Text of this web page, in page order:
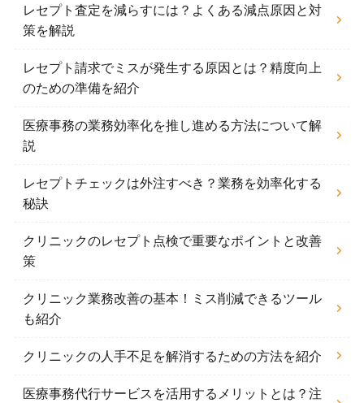
レセプト査定を減らすには？よくある減点原因と対
策を解説
レセプト請求でミスが発生する原因とは？精度向上
のための準備を紹介
医療事務の業務効率化を推し進める方法について解
説
レセプトチェックは外注すべき？業務を効率化する
秘訣
クリニックのレセプト点検で重要なポイントと改善
策
クリニック業務改善の基本！ミス削減できるツール
も紹介
クリニックの人手不足を解消するための方法を紹介
医療事務代行サービスを活用するメリットとは？注